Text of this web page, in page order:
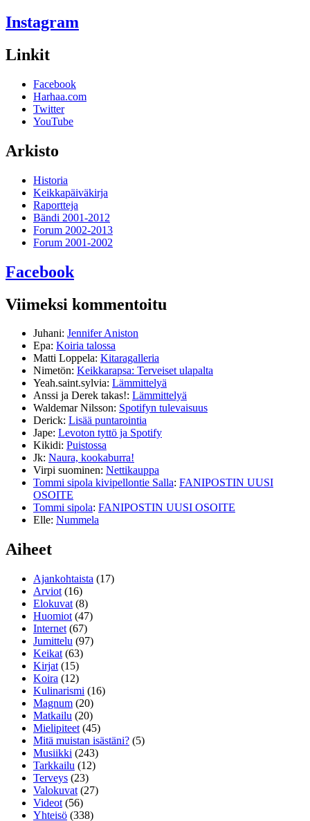
Instagram
Linkit
Facebook
Harhaa.com
Twitter
YouTube
Arkisto
Historia
Keikkapäiväkirja
Raportteja
Bändi 2001-2012
Forum 2002-2013
Forum 2001-2002
Facebook
Viimeksi kommentoitu
Juhani: Jennifer Aniston
Epa: Koiria talossa
Matti Loppela: Kitaragalleria
Nimetön: Keikkarapsa: Terveiset ulapalta
Yeah.saint.sylvia: Lämmittelyä
Anssi ja Derek takas!: Lämmittelyä
Waldemar Nilsson: Spotifyn tulevaisuus
Derick: Lisää puntarointia
Jape: Levoton tyttö ja Spotify
Kikidi: Puistossa
Jk: Naura, kookaburra!
Virpi suominen: Nettikauppa
Tommi sipola kivipellontie Salla: FANIPOSTIN UUSI
OSOITE
Tommi sipola: FANIPOSTIN UUSI OSOITE
Elle: Nummela
Aiheet
Ajankohtaista (17)
Arviot (16)
Elokuvat (8)
Huomiot (47)
Internet (67)
Jumittelu (97)
Keikat (63)
Kirjat (15)
Koira (12)
Kulinarismi (16)
Magnum (20)
Matkailu (20)
Mielipiteet (45)
Mitä muistan isästäni? (5)
Musiikki (243)
Tarkkailu (12)
Terveys (23)
Valokuvat (27)
Videot (56)
Yhteisö (338)